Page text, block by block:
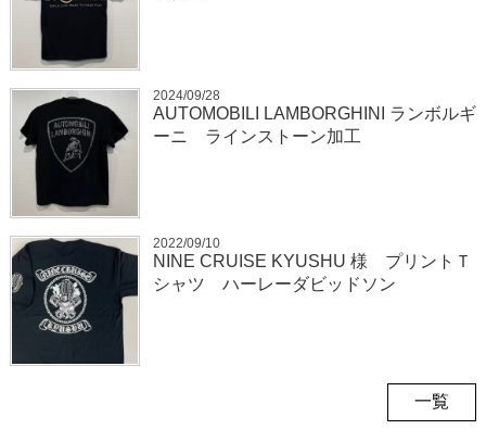
2024/09/28
AUTOMOBILI LAMBORGHINI ランボルギ
ーニ ラインストーン加工
2022/09/10
NINE CRUISE KYUSHU 様 プリントＴ
シャツ ハーレーダビッドソン
一覧